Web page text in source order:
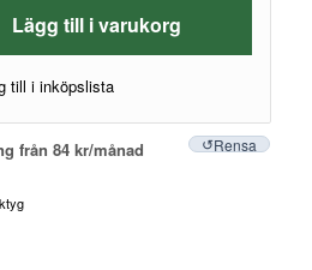
Rensa
Lägg till i varukorg
till i inköpslista
från 84 kr/månad